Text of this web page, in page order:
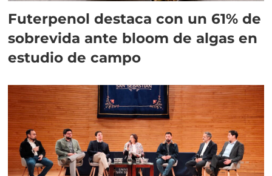
Futerpenol destaca con un 61% de
sobrevida ante bloom de algas en
estudio de campo